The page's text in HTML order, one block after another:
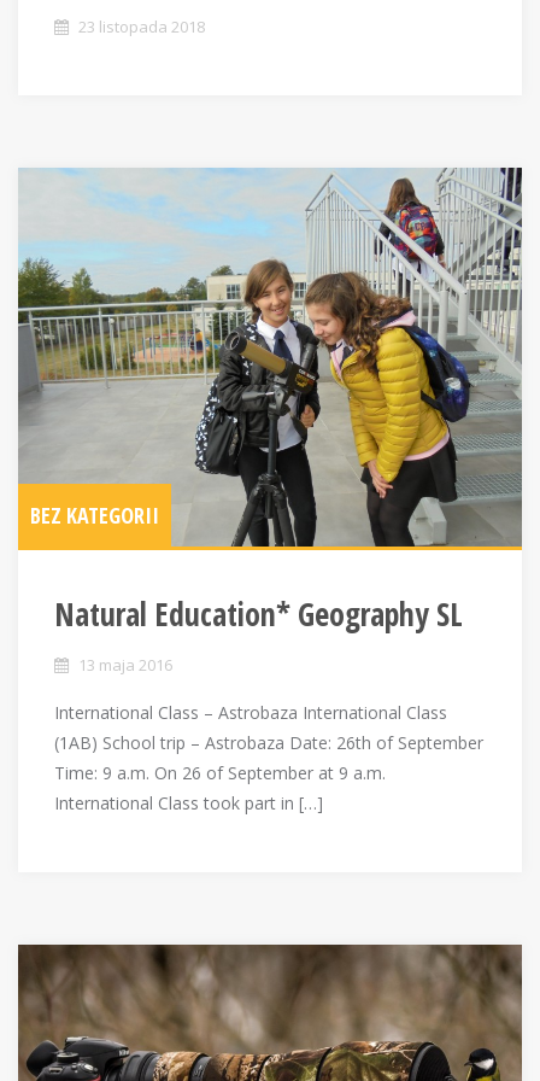
23 listopada 2018
BEZ KATEGORII
Natural Education* Geography SL
13 maja 2016
International Class – Astrobaza International Class
(1AB) School trip – Astrobaza Date: 26th of September
Time: 9 a.m. On 26 of September at 9 a.m.
International Class took part in […]